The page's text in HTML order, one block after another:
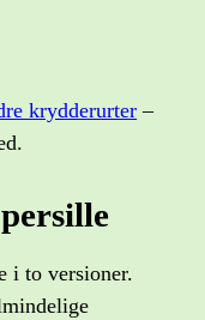
krydderurter–
i to versioner.